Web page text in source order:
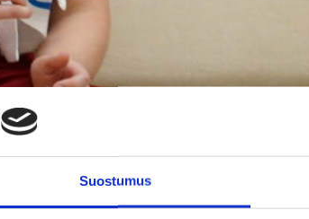
Suostumus